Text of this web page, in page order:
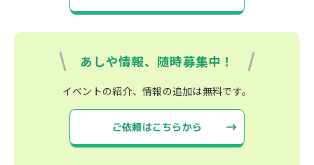
あしや情報、随時募集中！
イベントの紹介、情報の追加は無料です。
ご依頼はこちらから